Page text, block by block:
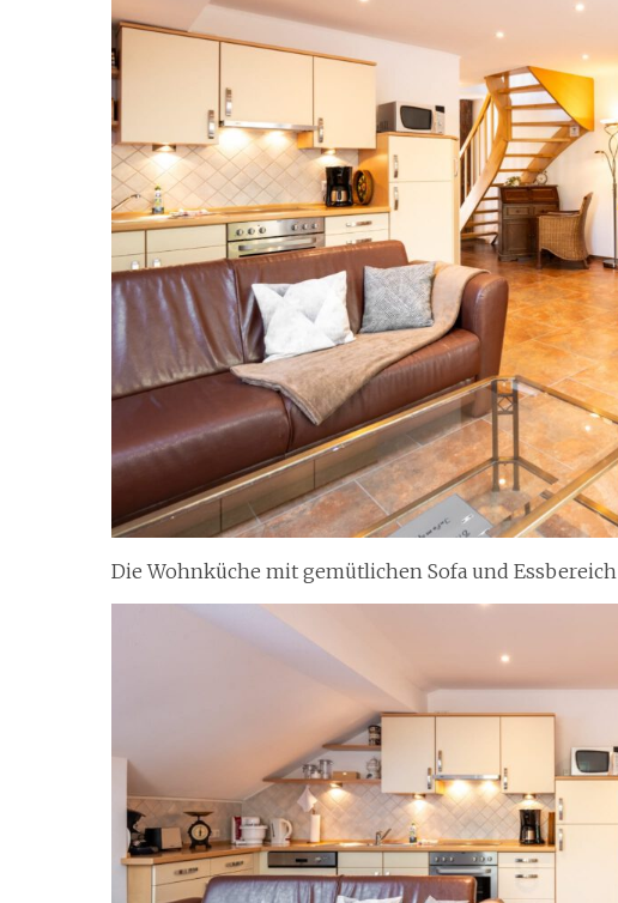
Die Wohnküche mit gemütlichen Sofa und Essbereich